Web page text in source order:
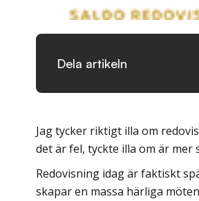
Jag tycker riktigt illa om
det är fel, tyckte illa om är mer
Redovisning idag är faktiskt
skapar en massa härliga
Dela artikeln